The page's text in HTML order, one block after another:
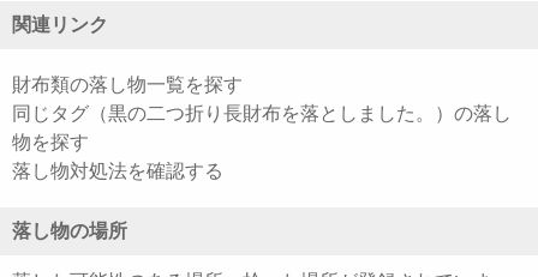
関連リンク
財布類の落し物一覧を探す
同じタグ（黒の二つ折り長財布を落としました。）の落し
物を探す
落し物対処法を確認する
落し物の場所